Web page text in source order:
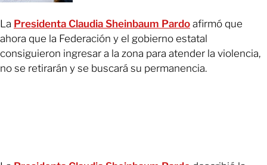
La Presidenta Claudia Sheinbaum Pardo afirmó que
ahora que la Federación y el gobierno estatal
consiguieron ingresar a la zona para atender la violencia,
no se retirarán y se buscará su permanencia.